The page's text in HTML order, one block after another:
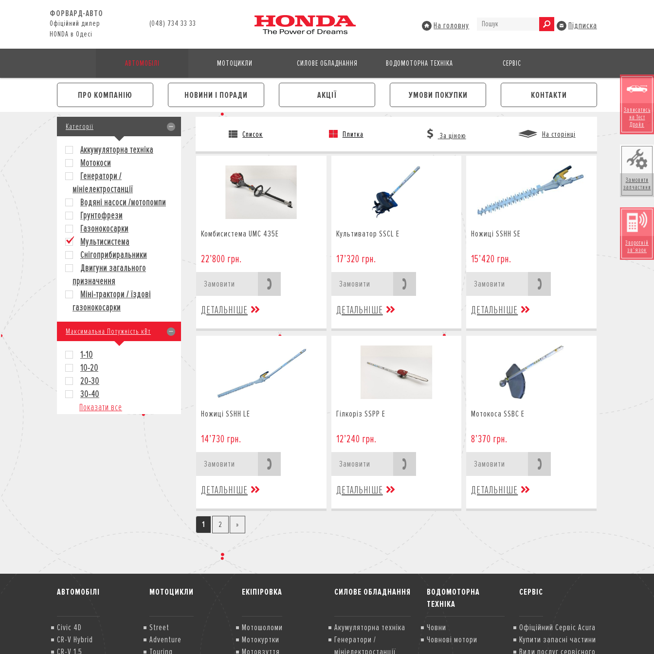
ФОРВАРД-АВТО
Офіційний дилер
HONDA в Одесі
(048) 734 33 33 На головну Підписка
АВТОМОБІЛІ МОТОЦИКЛИ СИЛОВЕ ОБЛАДНАННЯ ВОДОМОТОРНА ТЕХНІКА СЕРВІС
ПРО КОМПАНІЮ НОВИНИ І ПОРАДИ АКЦІЇ УМОВИ ПОКУПКИ
КРЕДИТ
СТРАХУВАННЯ
КОРПОРАТИВНИМ КЛІЄНТАМ
КОРПОРАТИВНИМ КЛІЄНТАМ
КОНТАКТИ
Записатись
на Тест
Драйв
Замовити
запчастини
Зворотній
зв'язок
Категорії
Аккумуляторна техніка
Мотокоси
Генератори /
мініелектростанції
Водяні насоси /мотопомпи
Грунтофрези
Газонокосарки
Мультисистема
Снігоприбиральники
Двигуни загального
призначення
Міні-трактори / їздові
газонокосарки
Максимальна Потужність кВт
1-10
10-20
20-30
30-40
Показати все
Список Плитка За ціною На сторінці
Комбисистема UMC 435E
22’800 грн.
Замовити
ДЕТАЛЬНІШЕ
Культиватор SSCL E
17’320 грн.
Замовити
ДЕТАЛЬНІШЕ
Ножиці SSHH SE
15’420 грн.
Замовити
ДЕТАЛЬНІШЕ
Ножиці SSHH LE
14’730 грн.
Замовити
ДЕТАЛЬНІШЕ
Гілкоріз SSPP E
12’240 грн.
Замовити
ДЕТАЛЬНІШЕ
Мотокоса SSBC E
8’370 грн.
Замовити
ДЕТАЛЬНІШЕ
1 2 »
АВТОМОБІЛІ
Civic 4D
CR-V Hybrid
CR-V 1.5
МОТОЦИКЛИ
Street
Adventure
Touring
ЕКІПІРОВКА
Мотошоломи
Мотокуртки
Мотовзуття
СИЛОВЕ ОБЛАДНАННЯ
Акумуляторна техніка
Генератори /
мініелектростанції
ВОДОМОТОРНА
ТЕХНІКА
Човни
Човнові мотори
СЕРВІС
Офіційний Сервіс Acura
Купити запасні частини
Види послуг сервісного